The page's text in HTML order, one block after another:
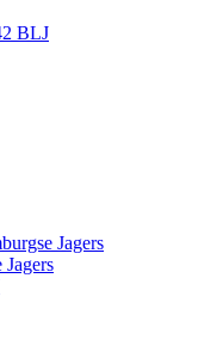
BLJ
Jagers